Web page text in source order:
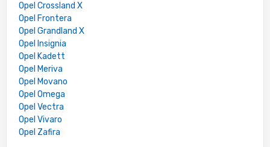
Opel Crossland X
Opel Frontera
Opel Grandland X
Opel Insignia
Opel Kadett
Opel Meriva
Opel Movano
Opel Omega
Opel Vectra
Opel Vivaro
Opel Zafira